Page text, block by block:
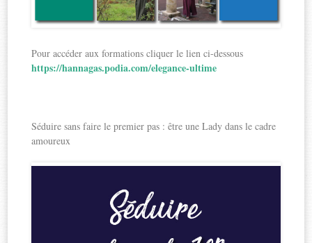
Pour accéder aux formations cliquer le lien ci-dessous
https://hannagas.podia.com/elegance-ultime
Séduire sans faire le premier pas : être une Lady dans le cadre
amoureux